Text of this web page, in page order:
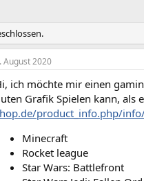
August 2020
ich möchte mir einen
Grafik Spielen kann, als
product_info.php/
Minecraft
Rocket league
Star Wars: Battlefront